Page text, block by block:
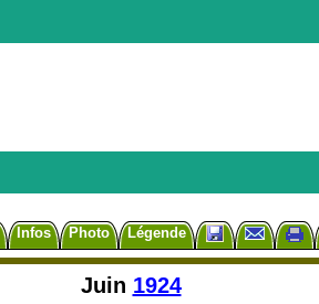
Infos Photo Légende
Juin 1924